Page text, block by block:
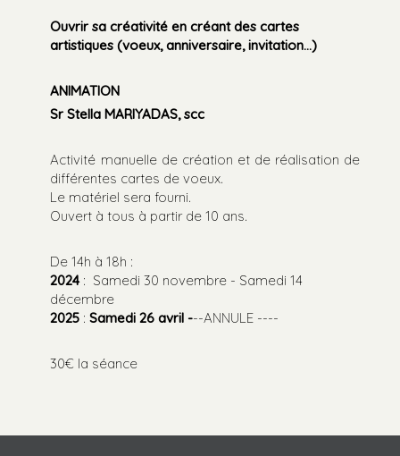
Ouvrir sa créativité en créant des cartes
artistiques (voeux, anniversaire, invitation...)
ANIMATION
Sr Stella MARIYADAS, scc
Activité manuelle de création et de réalisation de
différentes cartes de voeux.
Le matériel sera fourni.
Ouvert à tous à partir de 10 ans.
De 14h à 18h :
2024 : Samedi 30 novembre - Samedi 14
décembre
2025 :Samedi 26 avril ---ANNULE ----
30€ la séance